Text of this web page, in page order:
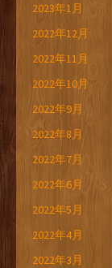
2023年1月
2022年12月
2022年11月
2022年10月
2022年9月
2022年8月
2022年7月
2022年6月
2022年5月
2022年4月
2022年3月